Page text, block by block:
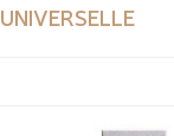
UNIVERSELLE